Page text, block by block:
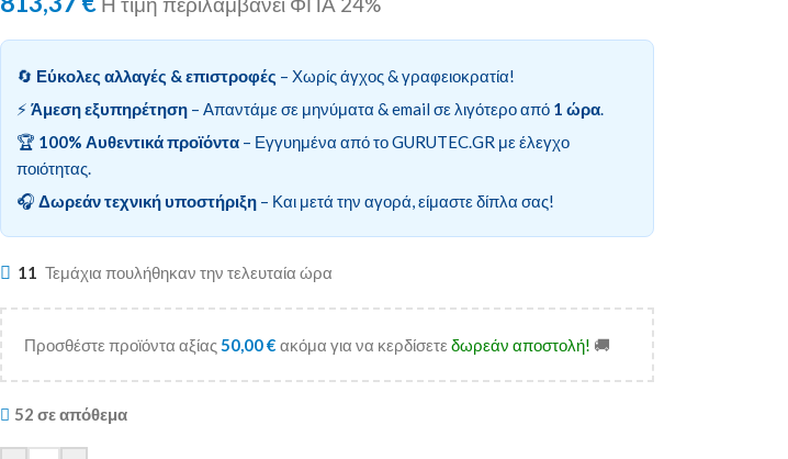
🔄 Εύκολες αλλαγές & επιστροφές – Χωρίς άγχος & γραφειοκρατία!
⚡ Άμεση εξυπηρέτηση– Απαντάμε σε μηνύματα & email σε λιγότερο από 1 ώρα.
🏆 100% Αυθεντικά προϊόντα– Εγγυημένα από το GURUTEC.GR με έλεγχο
ποιότητας.
🎧 Δωρεάν τεχνική υποστήριξη– Και μετά την αγορά, είμαστε δίπλα σας!
11 Τεμάχια πουλήθηκαν την τελευταία ώρα
Προσθέστε προϊόντα αξίας50,00€ ακόμα για να κερδίσετε δωρεάν αποστολή! 🚚
52 σε απόθεμα